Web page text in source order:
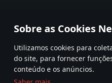
Sobre as Cookies
Utilizamos cookies para
do site, para fornecer
conteúdo e os anúncios.